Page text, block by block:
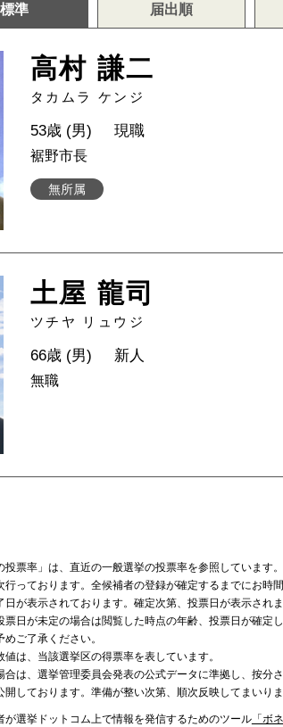
標準 届出順
高村 謙二
タカムラ ケンジ
無所属
53歳 (男) 現職
裾野市長
土屋 龍司
ツチヤ リュウジ
66歳 (男) 新人
無職
票率」は、直近の一般選挙の投票率を参照しています。
っております。全候補者の登録が確定するまでにお時
が表示されております。確定次第、投票日が表示され
日が未定の場合は閲覧した時点の年齢、投票日が確定
ご了承ください。
は、当該選挙区の得票率を表しています。
は、選挙管理委員会発表の公式データに準拠し、按分さ
しております。準備が整い次第、順次反映してまいり
選挙ドットコム上で情報を発信するためのツール「ボ